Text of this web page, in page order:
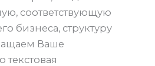
соответствующую
бизнеса, структуру
Ваше
текстовая